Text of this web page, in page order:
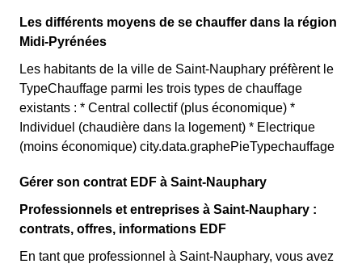
Les différents moyens de se chauffer dans la région
Midi-Pyrénées
Les habitants de la ville de Saint-Nauphary préfèrent le
TypeChauffage parmi les trois types de chauffage
existants : * Central collectif (plus économique) *
Individuel (chaudière dans la logement) * Electrique
(moins économique) city.data.graphePieTypechauffage
Gérer son contrat EDF à Saint-Nauphary
Professionnels et entreprises à Saint-Nauphary :
contrats, offres, informations EDF
En tant que professionnel à Saint-Nauphary, vous avez